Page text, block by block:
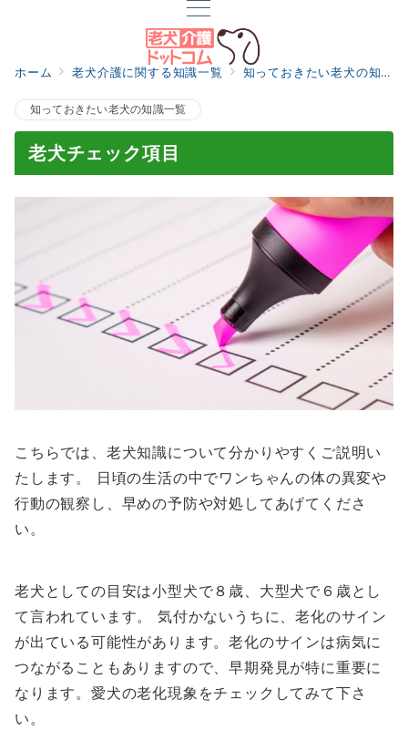
ホーム 老犬介護に関する知識一覧 知っておきたい老犬の知識一覧
知っておきたい老犬の知識一覧
老犬チェック項目
こちらでは、老犬知識について分かりやすくご説明い
たします。 日頃の生活の中でワンちゃんの体の異変や
行動の観察し、早めの予防や対処してあげてくださ
い。
老犬としての目安は小型犬で８歳、大型犬で６歳とし
て言われています。 気付かないうちに、老化のサイン
が出ている可能性があります。老化のサインは病気に
つながることもありますので、早期発見が特に重要に
なります。愛犬の老化現象をチェックしてみて下さ
い。